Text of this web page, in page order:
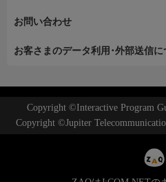
お問い合わせ
お客さまのデータ利用･外部送信に
Copyright ©Interactive Program
Copyright ©Jupiter